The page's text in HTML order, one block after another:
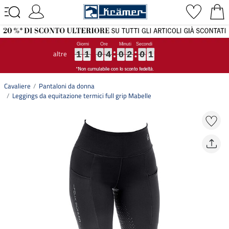
altre 1
1
1
1 1
1
1
1 0
0
0
0 4
4
4
4 0
0
0
0 2
2
2
2 0
0
0
0 0
0
0
0
Cavaliere
Pantaloni da donna
Leggings da equitazione termici full grip Mabelle